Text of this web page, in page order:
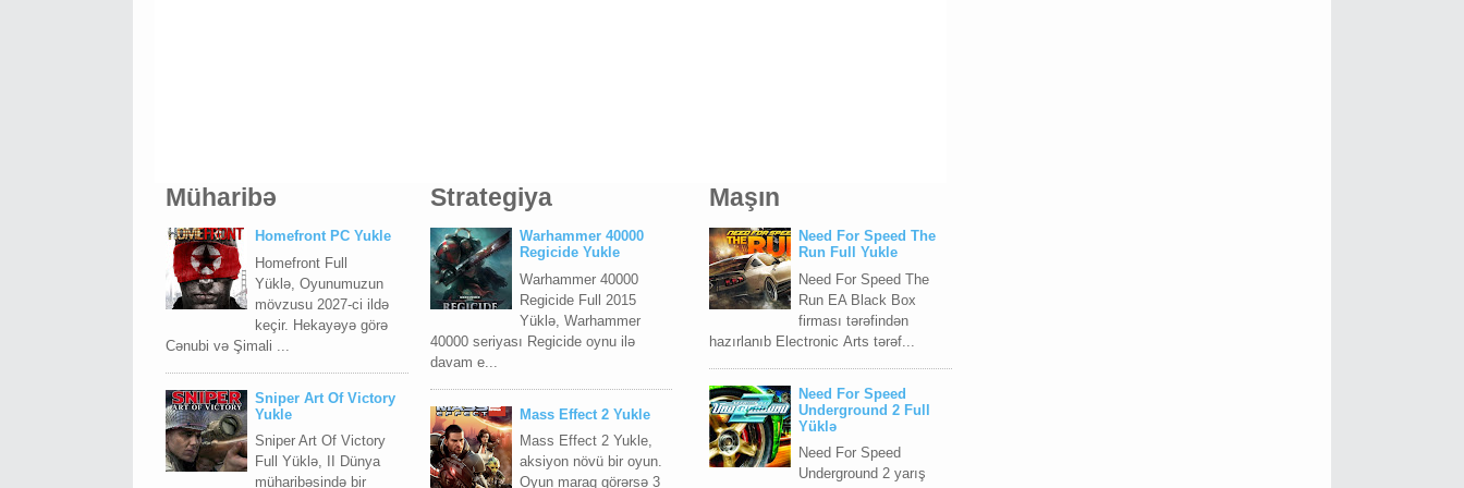
Müharibə
Homefront PC Yukle
Homefront Full
Yüklə, Oyunumuzun
mövzusu 2027-ci ildə
keçir. Hekayəyə görə
Cənubi və Şimali ...
Sniper Art Of Victory
Yukle
Sniper Art Of Victory
Full Yüklə, II Dünya
müharibəsində bir
Maşın
Need For Speed The
Run Full Yukle
Need For Speed The
Run EA Blасk Bоx
firması tərəfindən
hazırlanıb Elесtrоniс Arts tərəf...
Need For Speed
Underground 2 Full
Yüklə
Need For Speed
Underground 2 yarış
Strategiya
Warhammer 40000
Regicide Yukle
Warhammer 40000
Regicide Full 2015
Yüklə, Warhammer
40000 seriyası Regicide oynu ilə
davam e...
Mass Effect 2 Yukle
Mass Effect 2 Yukle,
aksiyon növü bir oyun.
Oyun maraq görərsə 3